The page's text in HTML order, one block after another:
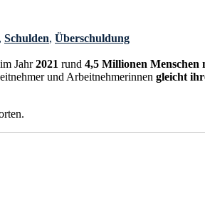
, Schulden, Überschuldung
Jahr2021 rund 4,5 Millionen Menschen
und Arbeitnehmerinnen gleicht